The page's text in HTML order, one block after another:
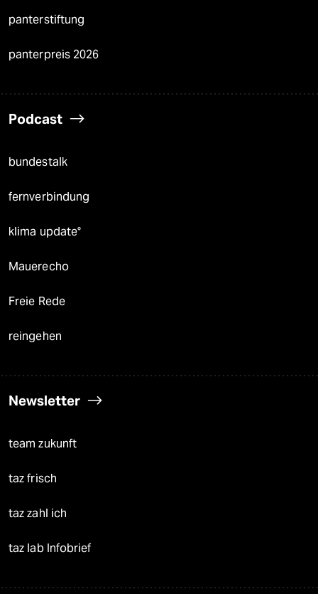
panterstiftung
panterpreis 2026
Podcast
bundestalk
fernverbindung
klima update°
Mauerecho
Freie Rede
reingehen
Newsletter
team zukunft
taz frisch
taz zahl ich
taz lab Infobrief